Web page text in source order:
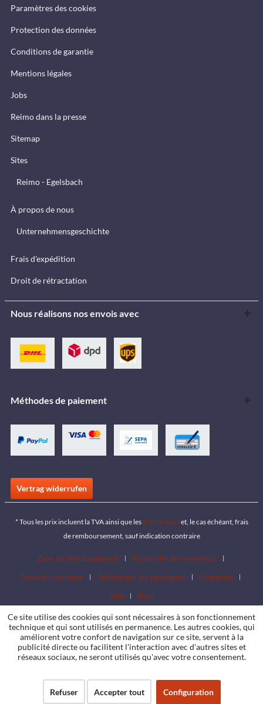
Paramètres des cookies
Protection des données
Conditions de garantie
Mentions légales
Jobs
Reimo dans la presse
Sitemap
Sites
Reimo - Egelsbach
À propos de nous
Unternehmensgeschichte
Frais d'expédition
Droit de rétractation
Nous réalisons nos envois avec
Méthodes de paiement
Vertrag widerrufen
* Tous les prix incluent la TVA ainsi que lesfrais de portet, le cas échéant, frais
de remboursement, sauf indication contraire
Zone de téléchargement
Recherche de revendeurs
Devenir revendeur
Télécharger les catalogues
Contactez
Jobs
Sites
Ce site utilise des cookies qui sont nécessaires à son fonctionnement
technique et qui sont utilisés en permanence. Les autres cookies, qui
améliorent votre confort de navigation sur ce site, servent à la
publicité directe ou facilitent l'interaction avec d'autres sites et
réseaux sociaux, ne seront utilisés qu'avec votre consentement.
Refuser Accepter tout Configuration